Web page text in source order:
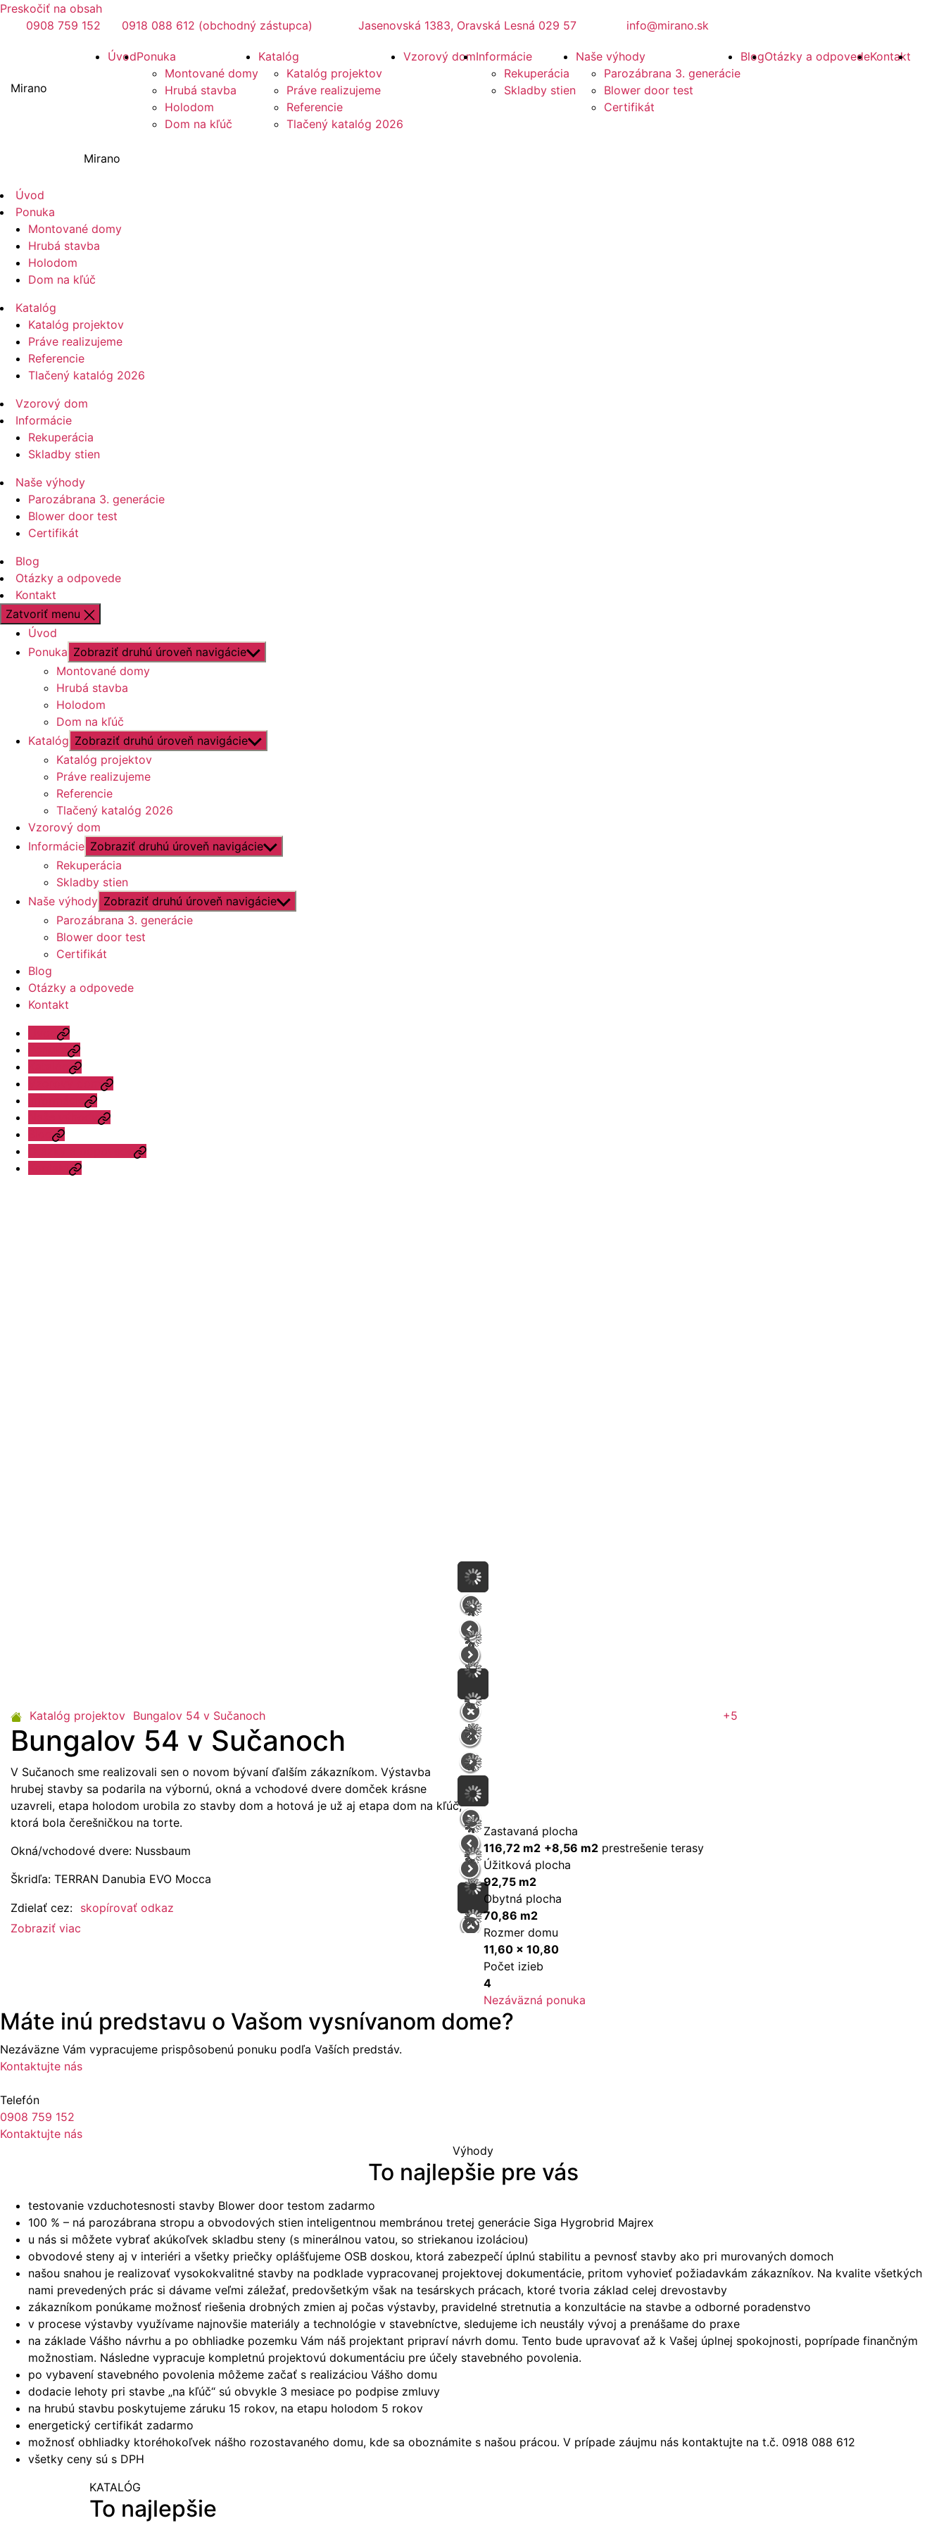
Preskočiť na obsah
0908 759 152
0918 088 612 (obchodný zástupca) Jasenovská 1383, Oravská Lesná 029 57 info@mirano.sk
Mirano
ÚvodPonuka
Montované domy
Hrubá stavba
Holodom
Dom na kľúč
Katalóg
Katalóg projektov
Práve realizujeme
Referencie
Tlačený katalóg 2026
Vzorový domInformácie
Rekuperácia
Skladby stien
Naše výhody
Parozábrana 3. generácie
Blower door test
Certifikát
BlogOtázky a odpovedeKontakt
Mirano
Úvod
Ponuka
Montované domy
Hrubá stavba
Holodom
Dom na kľúč
Katalóg
Katalóg projektov
Práve realizujeme
Referencie
Tlačený katalóg 2026
Vzorový dom
Informácie
Rekuperácia
Skladby stien
Naše výhody
Parozábrana 3. generácie
Blower door test
Certifikát
Blog
Otázky a odpovede
Kontakt
Zatvoriť menu
Úvod
Ponuka Zobraziť druhú úroveň navigácie
Montované domy
Hrubá stavba
Holodom
Dom na kľúč
Katalóg Zobraziť druhú úroveň navigácie
Katalóg projektov
Práve realizujeme
Referencie
Tlačený katalóg 2026
Vzorový dom
Informácie Zobraziť druhú úroveň navigácie
Rekuperácia
Skladby stien
Naše výhody Zobraziť druhú úroveň navigácie
Parozábrana 3. generácie
Blower door test
Certifikát
Blog
Otázky a odpovede
Kontakt
Katalóg projektov Bungalov 54 v Sučanoch
Bungalov 54 v Sučanoch
V Sučanoch sme realizovali sen o novom bývaní ďalším zákazníkom. Výstavba
hrubej stavby sa podarila na výbornú, okná a vchodové dvere domček krásne
uzavreli, etapa holodom urobila zo stavby dom a hotová je už aj etapa dom na kľúč,
ktorá bola čerešničkou na torte.
Okná/vchodové dvere: Nussbaum
Škridľa: TERRAN Danubia EVO Mocca
Zdielať cez: skopírovať odkaz
Zobraziť viac
+5
Zastavaná plocha
116,72 m2 +8,56 m2 prestrešenie terasy
Úžitková plocha
92,75 m2
Obytná plocha
70,86 m2
Rozmer domu
11,60 x 10,80
Počet izieb
4
Nezáväzná ponuka
Máte inú predstavu o Vašom vysnívanom dome?
Nezáväzne Vám vypracujeme prispôsobenú ponuku podľa Vaších predstáv.
Kontaktujte nás
Telefón
0908 759 152
Kontaktujte nás
Výhody
To najlepšie pre vás
testovanie vzduchotesnosti stavby Blower door testom zadarmo
100 % – ná parozábrana stropu a obvodových stien inteligentnou membránou tretej generácie Siga Hygrobrid Majrex
u nás si môžete vybrať akúkoľvek skladbu steny (s minerálnou vatou, so striekanou izoláciou)
obvodové steny aj v interiéri a všetky priečky oplášťujeme OSB doskou, ktorá zabezpečí úplnú stabilitu a pevnosť stavby ako pri murovaných domoch
našou snahou je realizovať vysokokvalitné stavby na podklade vypracovanej projektovej dokumentácie, pritom vyhovieť požiadavkám zákazníkov. Na kvalite všetkých
nami prevedených prác si dávame veľmi záležať, predovšetkým však na tesárskych prácach, ktoré tvoria základ celej drevostavby
zákazníkom ponúkame možnosť riešenia drobných zmien aj počas výstavby, pravidelné stretnutia a konzultácie na stavbe a odborné poradenstvo
v procese výstavby využívame najnovšie materiály a technológie v stavebníctve, sledujeme ich neustály vývoj a prenášame do praxe
na základe Vášho návrhu a po obhliadke pozemku Vám náš projektant pripraví návrh domu. Tento bude upravovať až k Vašej úplnej spokojnosti, poprípade finančným
možnostiam. Následne vypracuje kompletnú projektovú dokumentáciu pre účely stavebného povolenia.
po vybavení stavebného povolenia môžeme začať s realizáciou Vášho domu
dodacie lehoty pri stavbe „na kľúč“ sú obvykle 3 mesiace po podpise zmluvy
na hrubú stavbu poskytujeme záruku 15 rokov, na etapu holodom 5 rokov
energetický certifikát zadarmo
možnosť obhliadky ktoréhokoľvek nášho rozostavaného domu, kde sa oboznámite s našou prácou. V prípade záujmu nás kontaktujte na t.č. 0918 088 612
všetky ceny sú s DPH
KATALÓG
To najlepšie